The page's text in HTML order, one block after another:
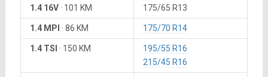
1.4 16V· 101 KM 175/65 R13
1.4 MPI · 86 KM 175/70 R14
1.4 TSI · 150 KM
195/55 R16
215/45 R16